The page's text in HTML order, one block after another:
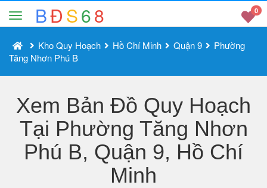
BĐS68 0
Kho Quy Hoạch Hồ Chí Minh Quận 9
Phường
Tăng Nhơn Phú B
Xem Bản Đồ Quy Hoạch
Tại Phường Tăng Nhơn
Phú B, Quận 9, Hồ Chí
Minh